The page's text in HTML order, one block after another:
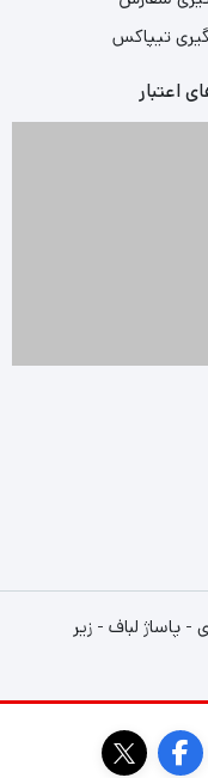
تیپاکس
اعتبار
پاساژ لباف - زیر